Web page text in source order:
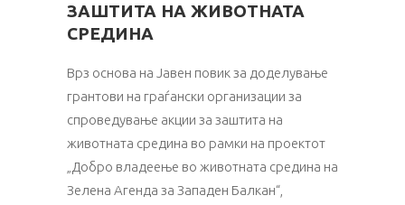
ЗАШТИТА НА ЖИВОТНАТА
СРЕДИНА
Врз основа на Јавен повик за доделување
грантови на граѓански организации за
спроведување акции за заштита на
животната средина во рамки на проектот
„Добро владеење во животната средина на
Зелена Агенда за Западен Балкан“,